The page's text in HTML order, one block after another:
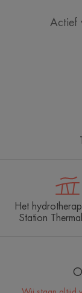
Actief
Het
Station